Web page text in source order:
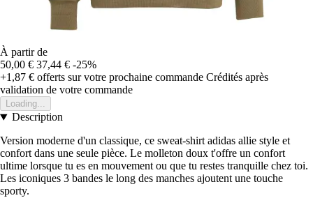
À partir de
50,00 € 37,44 € -25%
+1,87 € offerts sur votre prochaine commande Crédités après
validation de votre commande
Loading...
Description
Version moderne d'un classique, ce sweat-shirt adidas allie style et
confort dans une seule pièce. Le molleton doux t'offre un confort
ultime lorsque tu es en mouvement ou que tu restes tranquille chez toi.
Les iconiques 3 bandes le long des manches ajoutent une touche
sporty.